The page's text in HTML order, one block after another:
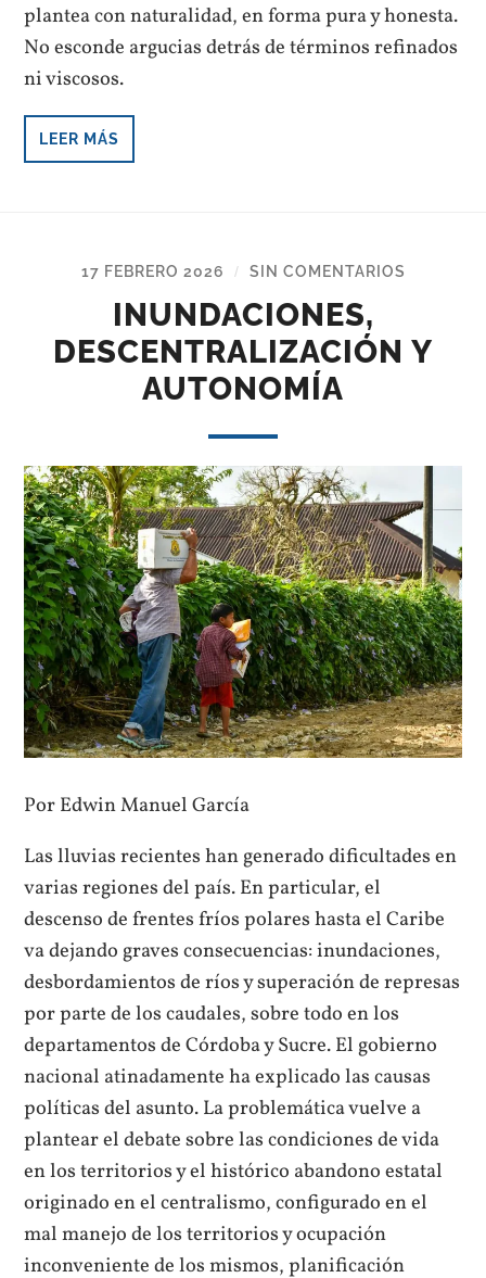
plantea con naturalidad, en forma pura y honesta.
No esconde argucias detrás de términos refinados
ni viscosos.
LEER MÁS
17 FEBRERO 2026 / SIN COMENTARIOS
INUNDACIONES,
DESCENTRALIZACIÓN Y
AUTONOMÍA
Por Edwin Manuel García
Las lluvias recientes han generado dificultades en
varias regiones del país. En particular, el
descenso de frentes fríos polares hasta el Caribe
va dejando graves consecuencias: inundaciones,
desbordamientos de ríos y superación de represas
por parte de los caudales, sobre todo en los
departamentos de Córdoba y Sucre. El gobierno
nacional atinadamente ha explicado las causas
políticas del asunto. La problemática vuelve a
plantear el debate sobre las condiciones de vida
en los territorios y el histórico abandono estatal
originado en el centralismo, configurado en el
mal manejo de los territorios y ocupación
inconveniente de los mismos, planificación